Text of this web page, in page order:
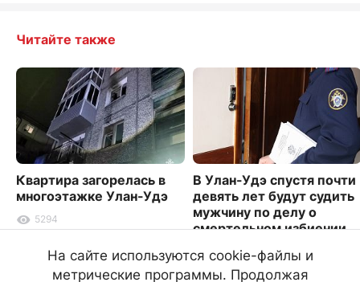
Читайте также
Квартира загорелась в
многоэтажке Улан-Удэ
5294
В Улан-Удэ спустя почти
девять лет будут судить
мужчину по делу о
смертельном избиении
2153
На сайте используются cookie-файлы и
метрические программы. Продолжая